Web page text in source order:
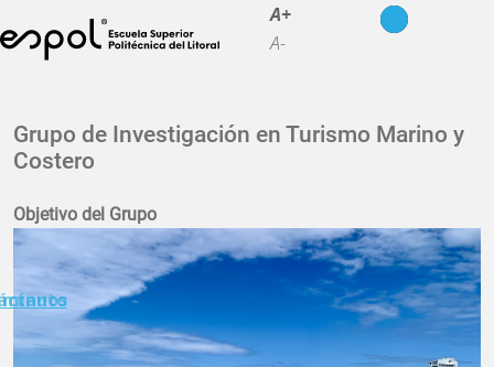
Pasar al contenido principal
minuto
A+
A-
La ESPOL
Educación
Vida politécnica
Investigación
Nuestra Huella
Transparencia
Grupo de Investigación en Turismo Marino y
Costero
Objetivo del Grupo